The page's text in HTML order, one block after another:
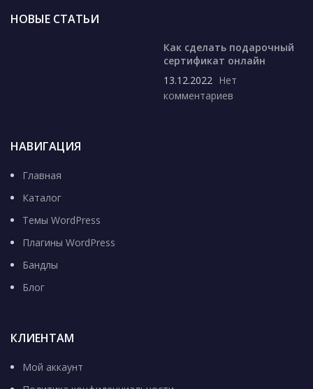
НОВЫЕ СТАТЬИ
Как сделать подарочный
сертификат онлайн
13.12.2022
Нет
комментариев
НАВИГАЦИЯ
Главная
Каталог
Темы WordPress
Плагины WordPress
Бандлы
Блог
КЛИЕНТАМ
Мой аккаунт